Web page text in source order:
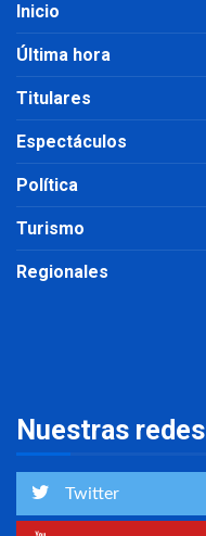
Inicio
Última hora
Titulares
Espectáculos
Política
Turismo
Regionales
Nuestras redes
Twitter